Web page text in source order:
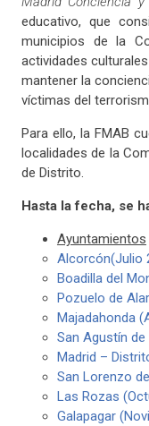
educativo, que
municipios de la
actividades
mantener la
víctimas del
Para ello, la FMAB
localidades de la
de Distrito.
Hasta la fecha, se
Ayuntamientos
Alcorcón(Julio
Boadilla del
Pozuelo de
Majadahonda
San Agustín de
Madrid –
San Lorenzo
Las Rozas
Galapagar